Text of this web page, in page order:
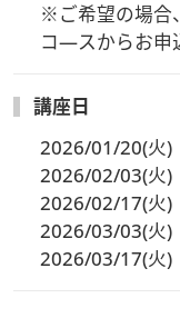
＜視聴期間は2026年
【注意事項】
だいた上でご参加く
ちらをご確認ください
◆［事前にお届けす
梱の＂ご案内用紙＂
いるかご確認をお願
※ご希望の場合
コ―スからお申
講座日
2026/01/20(火)
2026/02/03(火)
2026/02/17(火)
2026/03/03(火)
2026/03/17(火)